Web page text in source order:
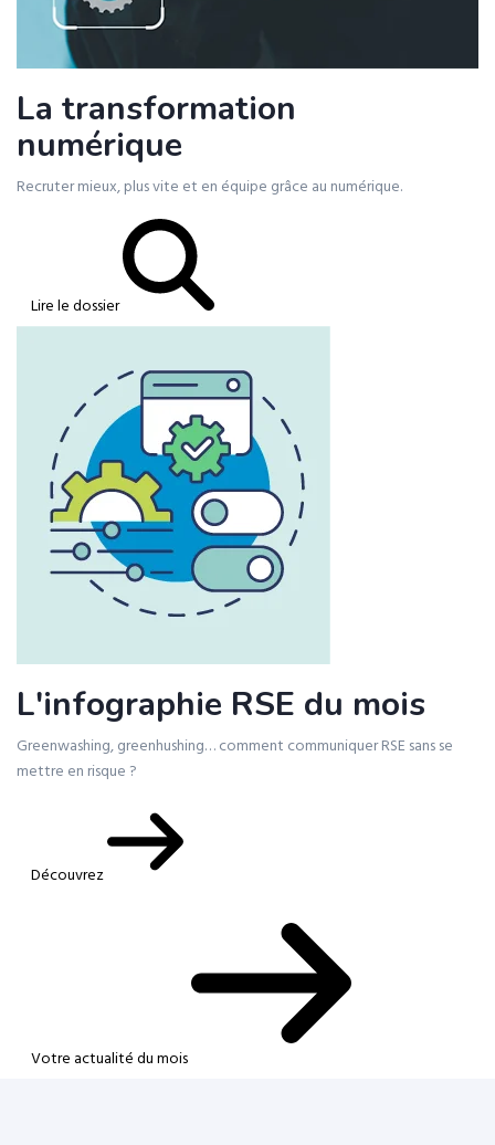
La transformation
numérique
Recruter mieux, plus vite et en équipe grâce au numérique.
Lire le dossier
L'infographie RSE du mois
Greenwashing, greenhushing… comment communiquer RSE sans se
mettre en risque ?
Découvrez
Votre actualité du mois